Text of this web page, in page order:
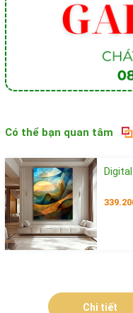
Có thể bạn quan tâm
Chi tiết